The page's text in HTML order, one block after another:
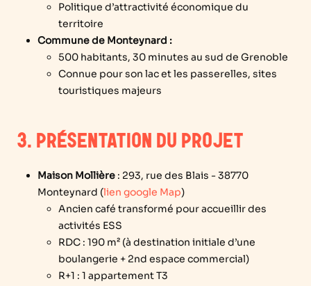
Politique d’attractivité économique du
territoire
Commune de Monteynard :
500 habitants, 30 minutes au sud de Grenoble
Connue pour son lac et les passerelles, sites
touristiques majeurs
3. PRÉSENTATION DU PROJET
Maison Mollière : 293, rue des Blais - 38770
Monteynard (lien google Map)
Ancien café transformé pour accueillir des
activités ESS
RDC : 190 m² (à destination initiale d’une
boulangerie + 2nd espace commercial)
R+1 : 1 appartement T3